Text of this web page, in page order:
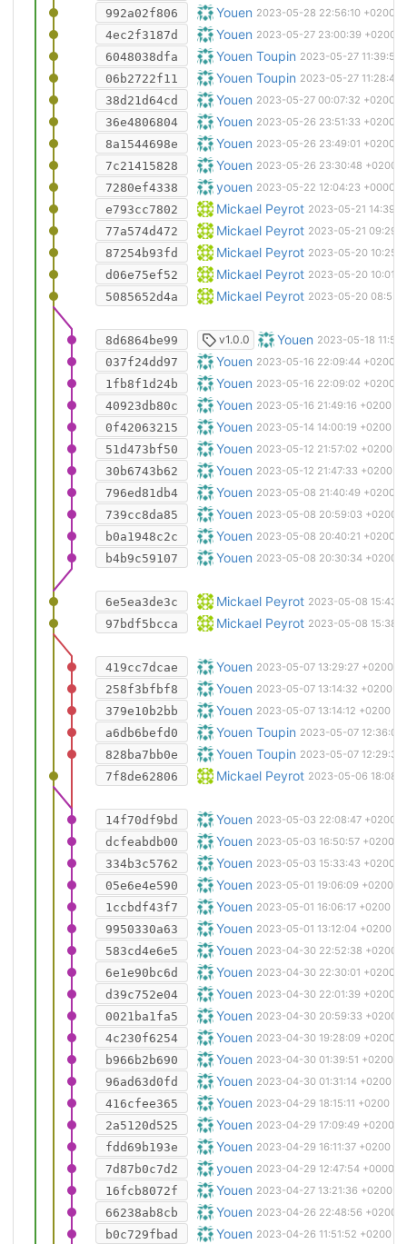
992a02f806 Renseignement du poids des
Youen 2023-05-28 22:56:10 +0200
4ec2f3187d Export de certains LCS pour
Youen 2023-05-27 23:00:39 +0200
6048038dfa Recalcul de tous les fichiers
Youen Toupin 2023-05-27 11:39:59
06b2722f11 Remplacement des écrous M12
Youen Toupin 2023-05-27 11:28:42
38d21d64cd Ajout d'écrous frein M12 sur les vis
Youen 2023-05-27 00:07:32 +0200
36e4806804 Masquage des LCS
Youen 2023-05-26 23:51:33 +0200
8a1544698e Déplacement des dessins SVG
Youen 2023-05-26 23:49:01 +0200
7c21415828 Recalcul des pièces qui ont été
Youen 2023-05-26 23:30:48 +0200
7280ef4338 Mise à jour du lien vers la version
youen 2023-05-22 12:04:23 +0000
e793cc7802 Creation Plan L07, L08, L09, L10,
Mickael Peyrot 2023-05-21
77a574d472 Creation Drawing L05,L06, L07
Mickael Peyrot 2023-05-21
87254b93fd Initialisation Plan L05, L07, L08
Mickael Peyrot 2023-05-20
d06e75ef52 Mise à jour Drawing
Mickael Peyrot 2023-05-20
5085652d4a Merge branch 'master' ofhttps://
Mickael Peyrot 2023-05-20
8d6864be99 Modification du script d'export
v1.0.0 Youen 2023-05-18
037f24dd97 Renommage de la pièce CHO5x ->
Youen 2023-05-16 22:09:44 +0200
1fb8f1d24b Renommage du fichier CHO5x ->
Youen 2023-05-16 22:09:02 +0200
40923db80c Suppression des glissières arrières
Youen 2023-05-16 21:49:16 +0200
0f42063215 Ajout des cales-pieds pour la
Youen 2023-05-14 14:00:19 +0200
51d473bf50 Modified export script to ignore
Youen 2023-05-12 21:57:02 +0200
30b6743b62 Ajout de la mention
Youen 2023-05-12 21:47:33 +0200
796ed81db4 Remplacement des rondelles
Youen 2023-05-08 21:40:49 +0200
739cc8da85 Ajout des boulons de fixation du
Youen 2023-05-08 20:59:03 +0200
b0a1948c2c Renommage des pièces des
Youen 2023-05-08 20:40:21 +0200
b4b9c59107 Modification des références des
Youen 2023-05-08 20:30:34 +0200
6e5ea3de3c Modification Entraxe fixation Disque
Mickael Peyrot 2023-05-08
97bdf5bcca Merge branch 'master' ofhttps://
Mickael Peyrot 2023-05-08
419cc7dcae Mise à jour de l'infobulle de
Youen 2023-05-07 13:29:27 +0200
258f3bfbf8 Mise à jour des dessins suite à la
Youen 2023-05-07 13:14:32 +0200
379e10b2bb Ajout d'un "raffinement" de la
Youen 2023-05-07 13:14:12 +0200
a6db6befd0 Modification de l'équerre de
Youen Toupin 2023-05-07 12:36:06
828ba7bb0e Correction d'une erreur de recalcul
Youen Toupin 2023-05-07 12:29:39
7f8de62806 Merge branch 'master' ofhttps://
Mickael Peyrot 2023-05-06
14f70df9bd Modifications pour correspondre à
Youen 2023-05-03 22:08:47 +0200
dcfeabdb00 Ajout de code pour exporter des
Youen 2023-05-03 16:50:57 +0200
334b3c5762 Amélioration du script d'export step
Youen 2023-05-03 15:33:43 +0200
05e6e4e590 Correction du support de batterie
Youen 2023-05-01 19:06:09 +0200
1ccbdf43f7 Ajout d'informations sur la matière
Youen 2023-05-01 16:06:17 +0200
9950330a63 Suppression de CHO22 (tôle
Youen 2023-05-01 13:12:04 +0200
583cd4e6e5 Mise à jour du dessin du tendeur
Youen 2023-04-30 22:52:38 +0200
6e1e90bc6d Mise à jour des dessins
Youen 2023-04-30 22:30:01 +0200
d39c752e04 Corrections sur les étapes
Youen 2023-04-30 22:01:39 +0200
0021ba1fa5 Mise à jour des dessins
Youen 2023-04-30 20:59:33 +0200
4c230f6254 Mise à jour des rendus de
Youen 2023-04-30 19:28:09 +0200
b966b2b690 Suppression des listes de pièces
Youen 2023-04-30 01:39:51 +0200
96ad63d0fd Modification du script d'export
Youen 2023-04-30 01:31:14 +0200
416cfee365 Correction du trou pour l'antivol
Youen 2023-04-29 18:15:11 +0200
2a5120d525 Allongement des glissières de
Youen 2023-04-29 17:09:49 +0200
fdd69b193e Ajout du siège dans la
Youen 2023-04-29 16:11:37 +0200
7d87b0c7d2 Précisions sur le statut du modèle
youen 2023-04-29 12:47:54 +0000
16fcb8072f Ajustement des tôles moteur pour
Youen 2023-04-27 13:21:36 +0200
66238ab8cb Correction de problèmes avec les
Youen 2023-04-26 22:48:56 +0200
b0c729fbad Finalisation de la configuration
Youen 2023-04-26 11:51:52 +0200